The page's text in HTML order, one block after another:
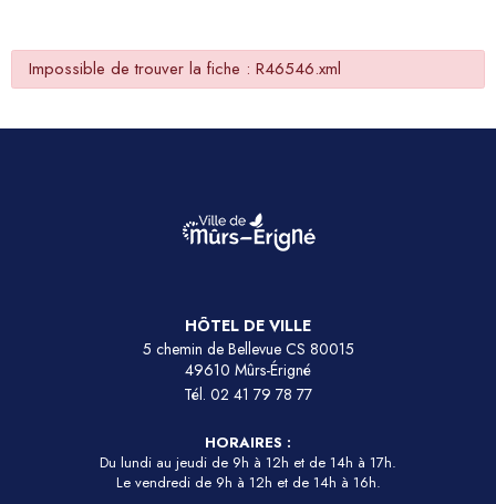
Impossible de trouver la fiche : R46546.xml
HÔTEL DE VILLE
5 chemin de Bellevue CS 80015
49610 Mûrs-Érigné
Tél. 02 41 79 78 77
HORAIRES :
Du lundi au jeudi de 9h à 12h et de 14h à 17h.
Le vendredi de 9h à 12h et de 14h à 16h.